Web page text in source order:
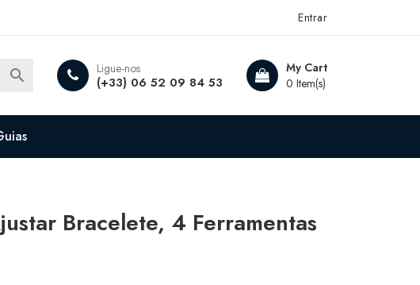
Entrar
My Cart
0 Item(s)
Ligue-nos
(+33) 06 52 09 84 53

Bracelete, 4 Ferramentas